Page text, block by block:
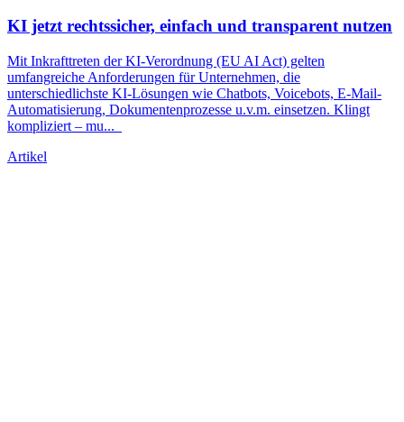
KI jetzt rechtssicher, einfach und transparent nutzen
Mit Inkrafttreten der KI-Verordnung (EU AI Act) gelten
umfangreiche Anforderungen für Unternehmen, die
unterschiedlichste KI-Lösungen wie Chatbots, Voicebots, E-Mail-
Automatisierung, Dokumentenprozesse u.v.m. einsetzen. Klingt
kompliziert – mu...
Artikel